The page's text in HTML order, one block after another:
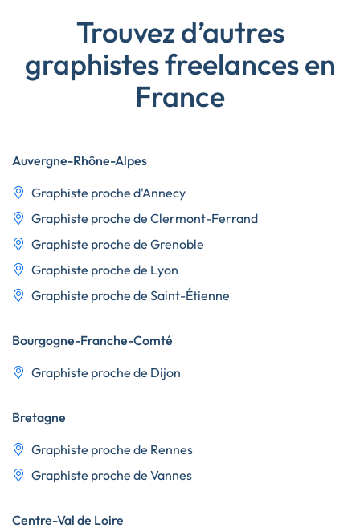
Trouvez d’autres
graphistes freelances en
France
Auvergne-Rhône-Alpes
Graphiste proche d'Annecy
Graphiste proche de Clermont-Ferrand
Graphiste proche de Grenoble
Graphiste proche de Lyon
Graphiste proche de Saint-Étienne
Bourgogne-Franche-Comté
Graphiste proche de Dijon
Bretagne
Graphiste proche de Rennes
Graphiste proche de Vannes
Centre-Val de Loire